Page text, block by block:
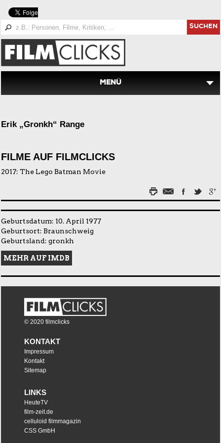
SUCHEN
MENÜ
Erik „Gronkh“ Range
FILME AUF FILMCLICKS
2017: The Lego Batman Movie
Geburtsdatum: 10. April 1977
Geburtsort: Braunschweig
Geburtsland: gronkh
MEHR AUF IMDB
© 2020 filmclicks
KONTAKT
Impressum
Kontakt
Sitemap
LINKS
HeuteTV
film-zeit.de
celluloid filmmagazin
CSS GmbH